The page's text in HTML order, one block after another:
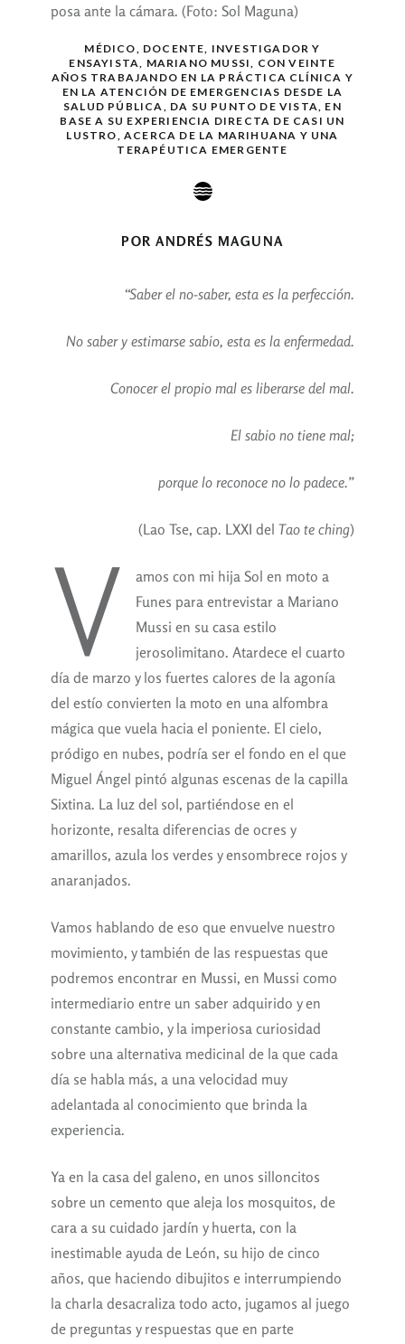
posa ante la cámara. (Foto: Sol Maguna)
MÉDICO, DOCENTE, INVESTIGADOR Y
ENSAYISTA, MARIANO MUSSI, CON VEINTE
AÑOS TRABAJANDO EN LA PRÁCTICA CLÍNICA Y
EN LA ATENCIÓN DE EMERGENCIAS DESDE LA
SALUD PÚBLICA, DA SU PUNTO DE VISTA, EN
BASE A SU EXPERIENCIA DIRECTA DE CASI UN
LUSTRO, ACERCA DE LA MARIHUANA Y UNA
TERAPÉUTICA EMERGENTE
POR ANDRÉS MAGUNA
“Saber el no-saber, esta es la perfección.
No saber y estimarse sabio, esta es la enfermedad.
Conocer el propio mal es liberarse del mal.
El sabio no tiene mal;
porque lo reconoce no lo padece.”
(Lao Tse, cap. LXXI delTao te ching)
V
amos con mi hija Sol en moto a
Funes para entrevistar a Mariano
Mussi en su casa estilo
jerosolimitano. Atardece el cuarto
día de marzo y los fuertes calores de la agonía
del estío convierten la moto en una alfombra
mágica que vuela hacia el poniente. El cielo,
pródigo en nubes, podría ser el fondo en el que
Miguel Ángel pintó algunas escenas de la capilla
Sixtina. La luz del sol, partiéndose en el
horizonte, resalta diferencias de ocres y
amarillos, azula los verdes y ensombrece rojos y
anaranjados.
Vamos hablando de eso que envuelve nuestro
movimiento, y también de las respuestas que
podremos encontrar en Mussi, en Mussi como
intermediario entre un saber adquirido y en
constante cambio, y la imperiosa curiosidad
sobre una alternativa medicinal de la que cada
día se habla más, a una velocidad muy
adelantada al conocimiento que brinda la
experiencia.
Ya en la casa del galeno, en unos silloncitos
sobre un cemento que aleja los mosquitos, de
cara a su cuidado jardín y huerta, con la
inestimable ayuda de León, su hijo de cinco
años, que haciendo dibujitos e interrumpiendo
la charla desacraliza todo acto, jugamos al juego
de preguntas y respuestas que en parte